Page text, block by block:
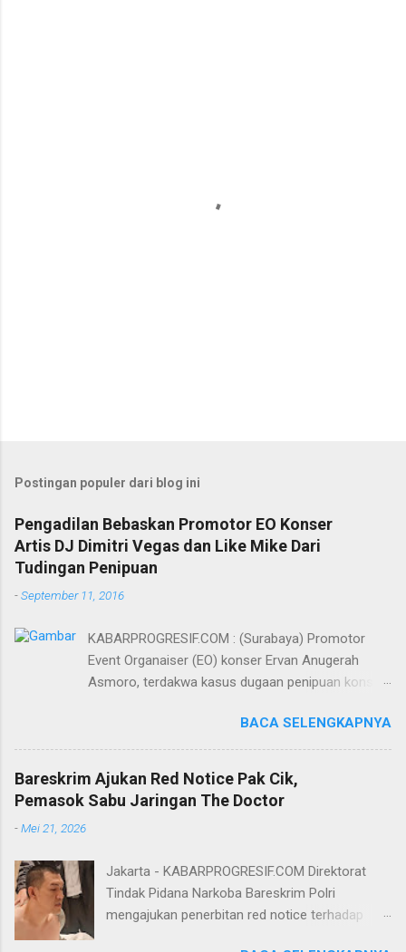
Postingan populer dari blog ini
Pengadilan Bebaskan Promotor EO Konser
Artis DJ Dimitri Vegas dan Like Mike Dari
Tudingan Penipuan
-September 11, 2016
KABARPROGRESIF.COM : (Surabaya) Promotor
Event Organaiser (EO) konser Ervan Anugerah
Asmoro, terdakwa kasus dugaan penipuan konser
dari tuntutan 1,5 tahun penjara yang diajukan Jaksa
Penuntut Umum (JPU) Darwis dari Kejari Surabaya.
Oleh majelis hakim yang diketuai Sigit Sutanto SH
MH, kasus penipuan yang menjerat Ervan tersebut
dinyatakan bukan perkara pidana. Dalam
terdakwa Ervan tersebut tidak terdapat unsur
penipuan sehingga dianggap bukan merupakan
tindak pidana. Menurut majelis hakim, kasus yang
menjerat Ervan merupakan hubungan hukum
BACA SELENGKAPNYA
Bareskrim Ajukan Red Notice Pak Cik,
Pemasok Sabu Jaringan The Doctor
-Mei 21, 2026
Jakarta - KABARPROGRESIF.COM Direktorat
Tindak Pidana Narkoba Bareskrim Polri
mengajukan penerbitan red notice terhadap